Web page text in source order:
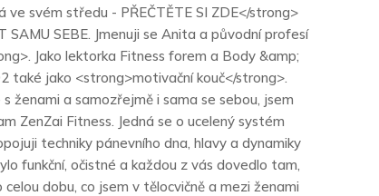
svém středu - PŘEČTĚTE SI ZDE</strong>
SAMU SEBE. Jmenuji se Anita a původní profesí
Jako lektorka Fitness forem a Body &amp;
také jako <strong>motivační kouč</strong>.
ženami a samozřejmě i sama se sebou, jsem
ZenZai Fitness. Jedná se o ucelený systém
techniky pánevního dna, hlavy a dynamiky
funkční, očistné a každou z vás dovedlo tam,
dobu, co jsem v tělocvičně a mezi ženami